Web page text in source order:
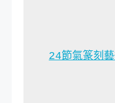
24節氣篆刻